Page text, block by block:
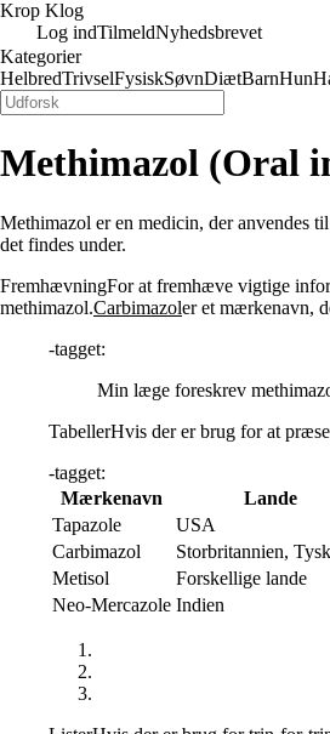
Krop Klog
Log indTilmeldNyhedsbrevet
Kategorier
HelbredTrivselFysiskSøvnDiætBarnHun
Methimazol (Oral
Methimazol er en medicin, der anvendes
det findes under.
FremhævningFor at fremhæve vigtige
methimazol.Carbimazoler et mærkenavn,
-tagget:
Min læge foreskrev
TabellerHvis der er brug for at
-tagget:
Mærkenavn
Lande
Tapazole
USA
Carbimazol
Storbritannien,
Metisol
Forskellige lande
Neo-Mercazole Indien